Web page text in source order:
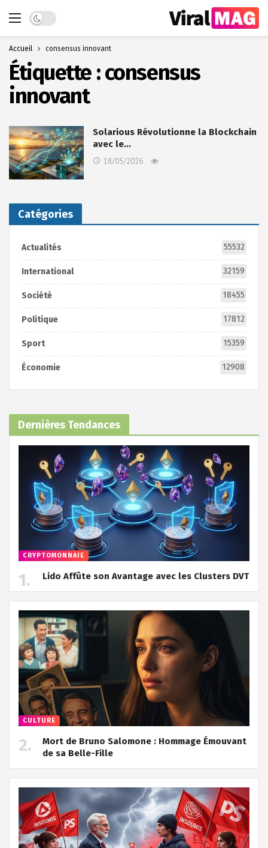
Dark mode
Accueil consensus innovant
Étiquette :consensus
innovant
Solarious Révolutionne la Blockchain
avec le…
18/05/2026
Catégories
Actualités 55532
International 32159
Société 18455
Politique 17812
Sport 15359
Économie 12908
Dernières Tendances
CRYPTOMONNAIE
Lido Affûte son Avantage avec les Clusters DVT
CULTURE
Mort de Bruno Salomone : Hommage Émouvant
de sa Belle-Fille